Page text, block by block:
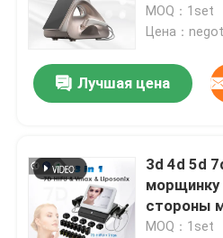
MOQ：1set
Цена：
Лучшая цена
3d 4d 5d
морщинку
стороны
MOQ：1set